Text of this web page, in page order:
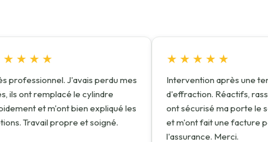
professionnel. J'avais perdu mes
ils ont remplacé le cylindre
et m'ont bien expliqué les
Travail propre et soigné.
★★★★★
Intervention après une
d'effraction. Réactifs,
ont sécurisé ma porte le
et m'ont fait une facture
l'assurance. Merci.